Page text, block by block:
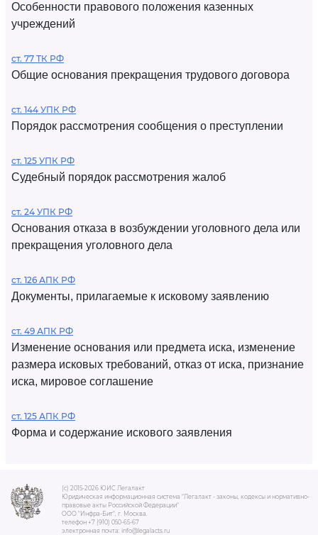
Особенности правового положения казенных
учреждений
ст. 77 ТК РФ
Общие основания прекращения трудового договора
ст. 144 УПК РФ
Порядок рассмотрения сообщения о преступлении
ст. 125 УПК РФ
Судебный порядок рассмотрения жалоб
ст. 24 УПК РФ
Основания отказа в возбуждении уголовного дела или
прекращения уголовного дела
ст. 126 АПК РФ
Документы, прилагаемые к исковому заявлению
ст. 49 АПК РФ
Изменение основания или предмета иска, изменение
размера исковых требований, отказ от иска, признание
иска, мировое соглашение
ст. 125 АПК РФ
Форма и содержание искового заявления
(c) 2015-2026 ЮИС Легалакт
Юридическая информационная система "Легалакт - законы, кодексы и нормативно-
правовые акты Российской Федерации"
ООО "Инфра-Бит", г. Москва.
телефон +7 (910) 050-65-67
электронная почта: info@legalacts.ru